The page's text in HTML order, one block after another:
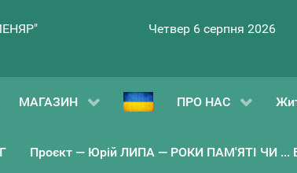
Четвер 6 серпня 2026
МАГАЗИН ПРО НАС
Проєкт — Юрій ЛИПА — РОКИ ПАМ'ЯТІ ЧИ ...